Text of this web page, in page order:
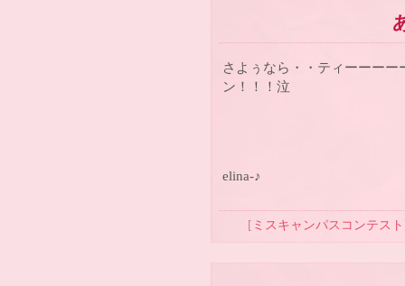
さよぅなら・・ティーーー
ン！！！泣
elina-♪
[ ミスキャンパスコンテスト